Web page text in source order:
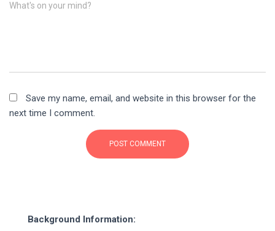
What's on your mind?
Save my name, email, and website in this browser for the
next time I comment.
Background Information: